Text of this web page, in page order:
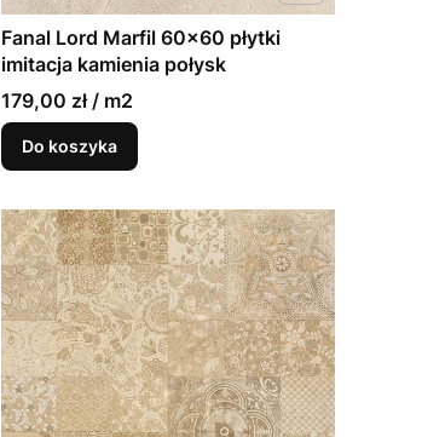
Fanal Lord Marfil 60x60 płytki
imitacja kamienia połysk
179,00 zł / m2
Do koszyka